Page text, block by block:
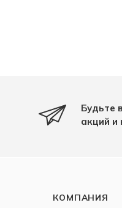
Будьте
акций и
КОМПАНИЯ